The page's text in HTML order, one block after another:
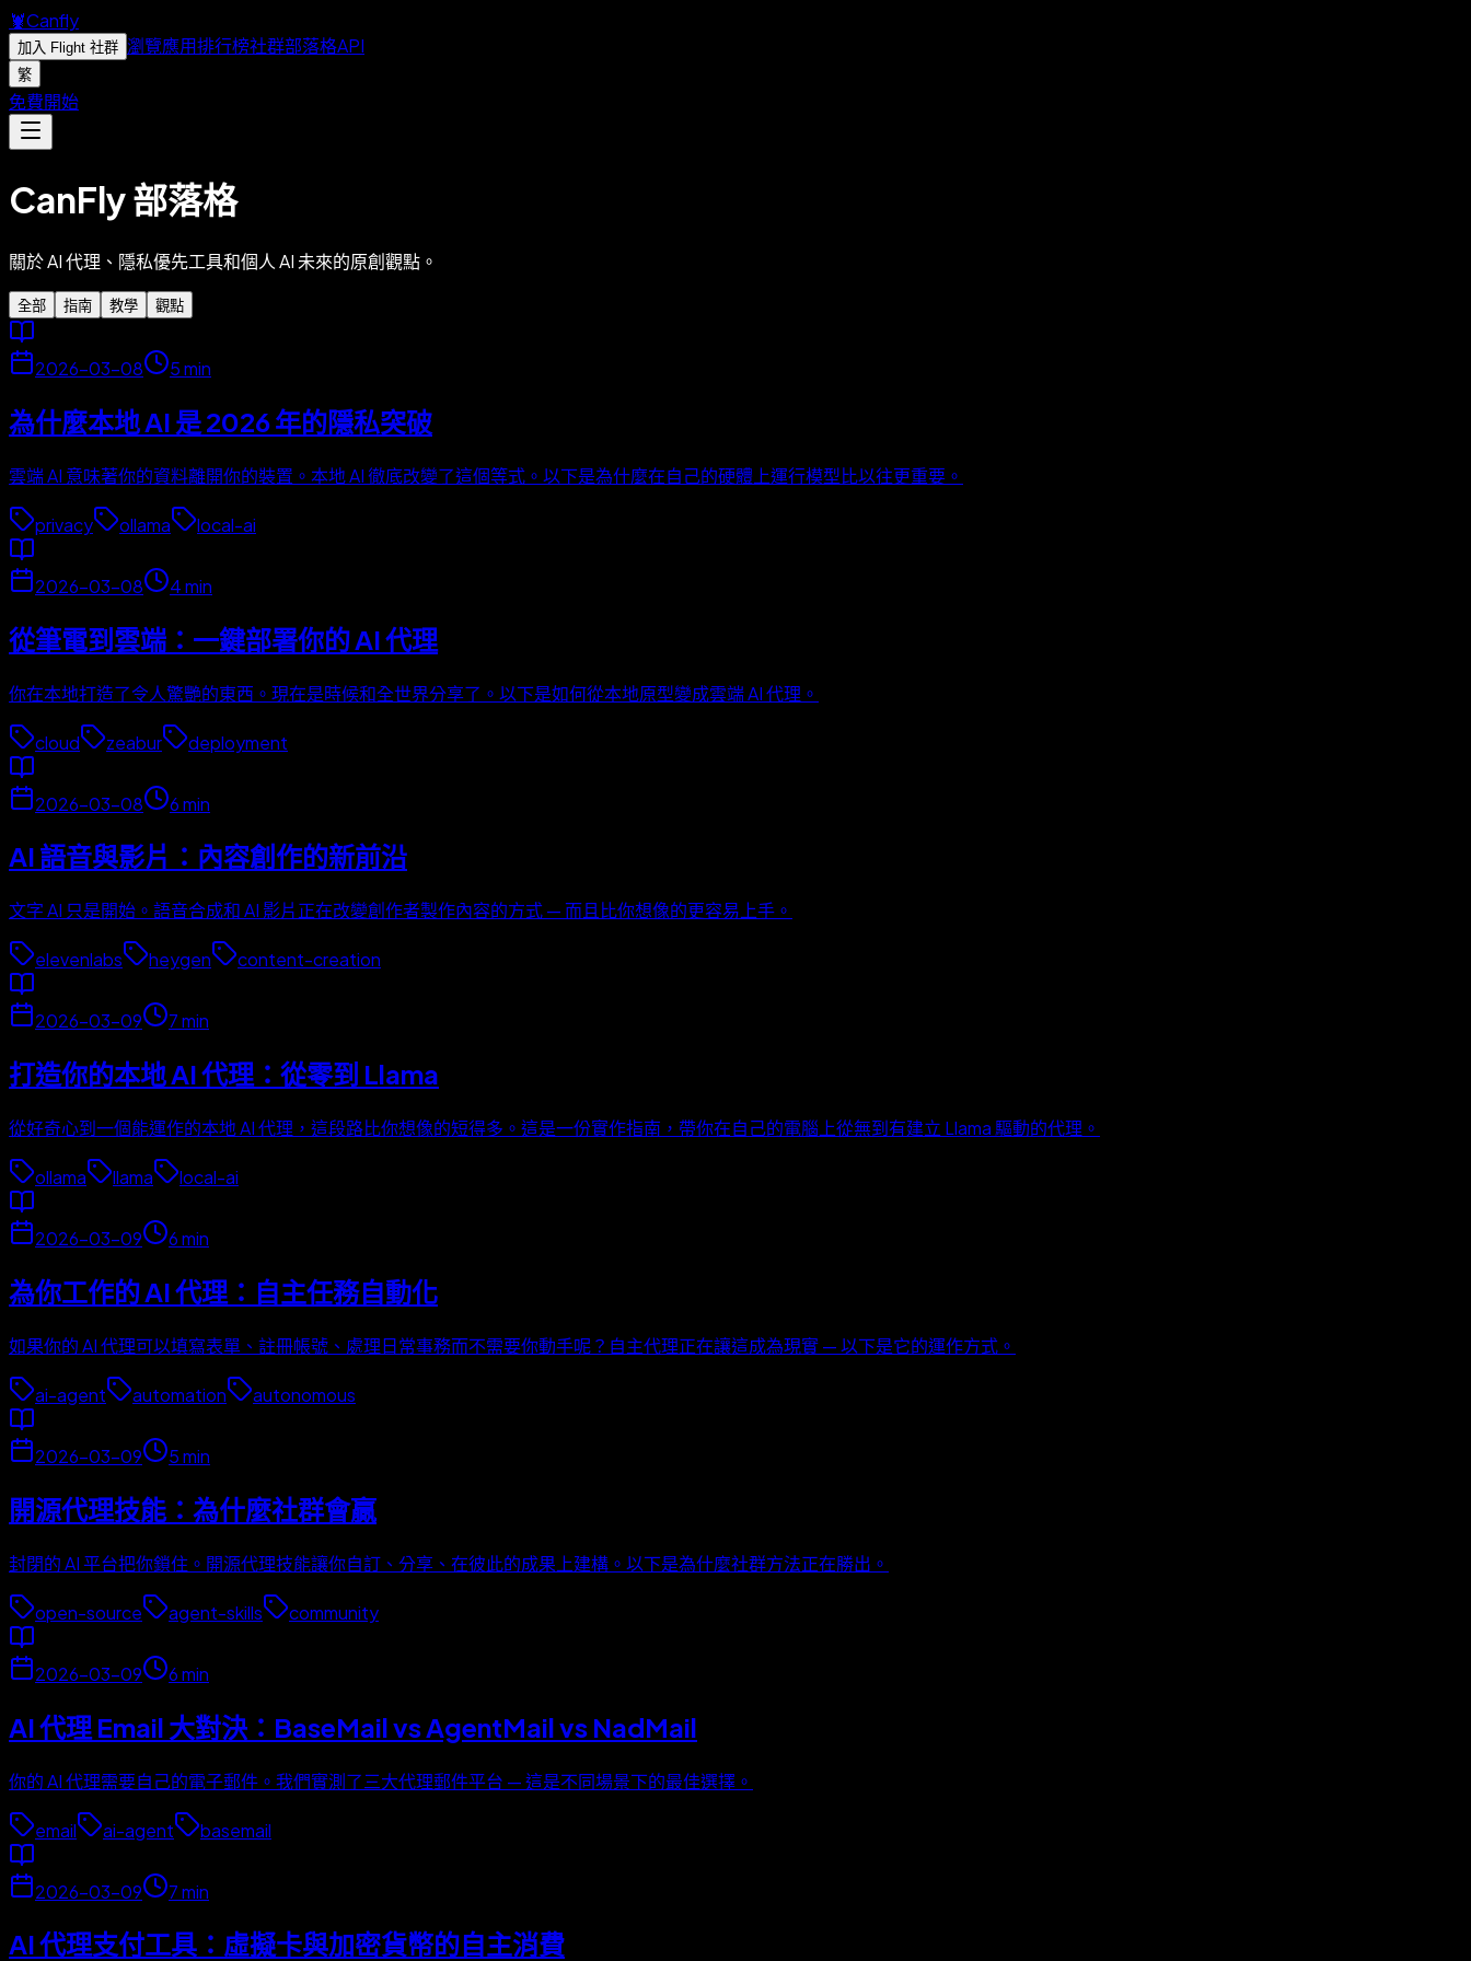
🦞Canfly
加入 Flight 社群 瀏覽應用排行榜社群部落格API
繁
免費開始
CanFly 部落格
關於 AI 代理、隱私優先工具和個人 AI 未來的原創觀點。
全部 指南 教學 觀點
2026-03-08 5min
為什麼本地 AI 是 2026 年的隱私突破
雲端 AI 意味著你的資料離開你的裝置。本地 AI 徹底改變了這個等式。以下是為什麼在自己的硬體上運行模型比以往更重要。
privacy ollama local-ai
2026-03-08 4min
從筆電到雲端：一鍵部署你的 AI 代理
你在本地打造了令人驚艷的東西。現在是時候和全世界分享了。以下是如何從本地原型變成雲端 AI 代理。
cloud zeabur deployment
2026-03-08 6min
AI 語音與影片：內容創作的新前沿
文字 AI 只是開始。語音合成和 AI 影片正在改變創作者製作內容的方式 — 而且比你想像的更容易上手。
elevenlabs heygen content-creation
2026-03-09 7min
打造你的本地 AI 代理：從零到 Llama
從好奇心到一個能運作的本地 AI 代理，這段路比你想像的短得多。這是一份實作指南，帶你在自己的電腦上從無到有建立 Llama 驅動的代理。
ollama llama local-ai
2026-03-09 6min
為你工作的 AI 代理：自主任務自動化
如果你的 AI 代理可以填寫表單、註冊帳號、處理日常事務而不需要你動手呢？自主代理正在讓這成為現實 — 以下是它的運作方式。
ai-agent automation autonomous
2026-03-09 5min
開源代理技能：為什麼社群會贏
封閉的 AI 平台把你鎖住。開源代理技能讓你自訂、分享、在彼此的成果上建構。以下是為什麼社群方法正在勝出。
open-source agent-skills community
2026-03-09 6min
AI 代理 Email 大對決：BaseMail vs AgentMail vs NadMail
你的 AI 代理需要自己的電子郵件。我們實測了三大代理郵件平台 — 這是不同場景下的最佳選擇。
email ai-agent basemail
2026-03-09 7min
AI 代理支付工具：虛擬卡與加密貨幣的自主消費